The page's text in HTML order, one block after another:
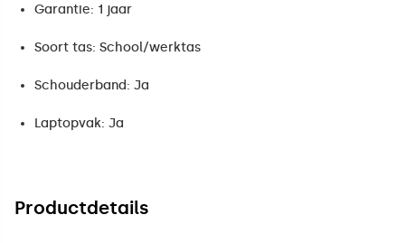
Garantie: 1 jaar
Soort tas: School/werktas
Schouderband: Ja
Laptopvak: Ja
Productdetails